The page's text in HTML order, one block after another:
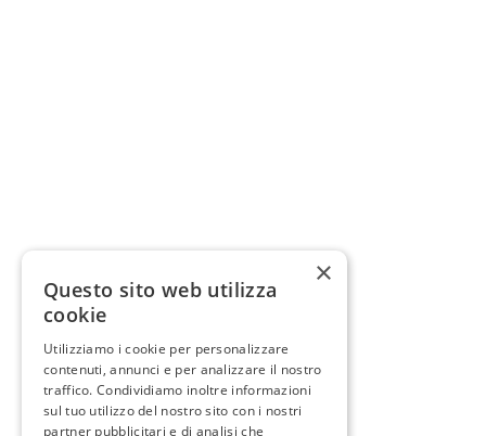
×
Questo sito web utilizza
cookie
Utilizziamo i cookie per personalizzare
contenuti, annunci e per analizzare il nostro
traffico. Condividiamo inoltre informazioni
sul tuo utilizzo del nostro sito con i nostri
partner pubblicitari e di analisi che